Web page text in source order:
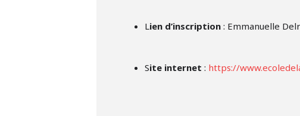
Lien d’inscription : Emmanuelle
Site internet : https://